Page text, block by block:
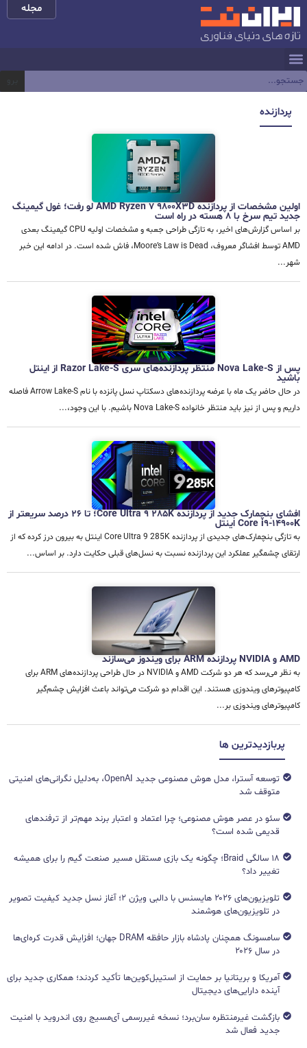
مجله
پردازنده
اولین مشخصات از پردازنده AMD Ryzen 7 9800X3D لو رفت؛ غول گیمینگ
جدید تیم سرخ با 8 هسته در راه است
بر اساس گزارش‌های اخیر، به تازگی طراحی جعبه و مشخصات اولیه CPU گیمینگ بعدی
AMD توسط افشاگر معروف، Moore’s Law is Dead، فاش شده است. در ادامه این خبر
شهر...
پس از Nova Lake-S منتظر پردازنده‌های سری Razor Lake-S از اینتل
باشید
در حال حاضر یک ماه با عرضه پردازنده‌های دسکتاپ نسل پانزده با نام Arrow Lake-S فاصله
داریم و پس از نیز باید منتظر خانواده Nova Lake-S باشیم. با این وجود،...
افشای بنچمارک جدید از پردازنده Core Ultra 9 285K؛ تا 26 درصد سریعتر از
Core i9-14900K اینتل
به تازگی بنچمارک‌های جدیدی از پردازنده Core Ultra 9 285K اینتل به بیرون درز کرده که از
ارتقای چشمگیر عملکرد این پردازنده نسبت به نسل‌های قبلی حکایت دارد. بر اساس...
AMD و NVIDIA پردازنده ARM برای ویندوز می‌سازند
به نظر می‌رسد که هر دو شرکت AMD و NVIDIA در حال طراحی پردازنده‌های ARM برای
کامپیوترهای ویندوزی هستند. این اقدام دو شرکت می‌تواند باعث افزایش چشم‌گیر
کامپیوترهای ویندوزی بر...
پربازدیدترین ها
توسعه آسترا، مدل هوش مصنوعی جدید OpenAI، به‌دلیل نگرانی‌های امنیتی
متوقف شد
سئو در عصر هوش مصنوعی؛ چرا اعتماد و اعتبار برند مهم‌تر از ترفندهای
قدیمی شده است؟
۱۸ سالگی Braid؛ چگونه یک بازی مستقل مسیر صنعت گیم را برای همیشه
تغییر داد؟
تلویزیون‌های ۲۰۲۶ هایسنس با دالبی ویژن ۲؛ آغاز نسل جدید کیفیت تصویر
در تلویزیون‌های هوشمند
سامسونگ همچنان پادشاه بازار حافظه DRAM جهان؛ افزایش قدرت کره‌ای‌ها
در سال ۲۰۲۶
آمریکا و بریتانیا بر حمایت از استیبل‌کوین‌ها تأکید کردند؛ همکاری جدید برای
آینده دارایی‌های دیجیتال
بازگشت غیرمنتظره سان‌برد؛ نسخه غیررسمی آی‌مسیج روی اندروید با امنیت
جدید فعال شد